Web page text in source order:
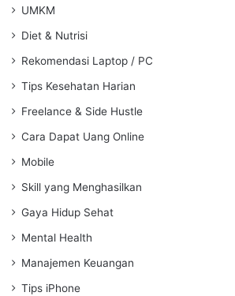
UMKM
Diet & Nutrisi
Rekomendasi Laptop / PC
Tips Kesehatan Harian
Freelance & Side Hustle
Cara Dapat Uang Online
Mobile
Skill yang Menghasilkan
Gaya Hidup Sehat
Mental Health
Manajemen Keuangan
Tips iPhone